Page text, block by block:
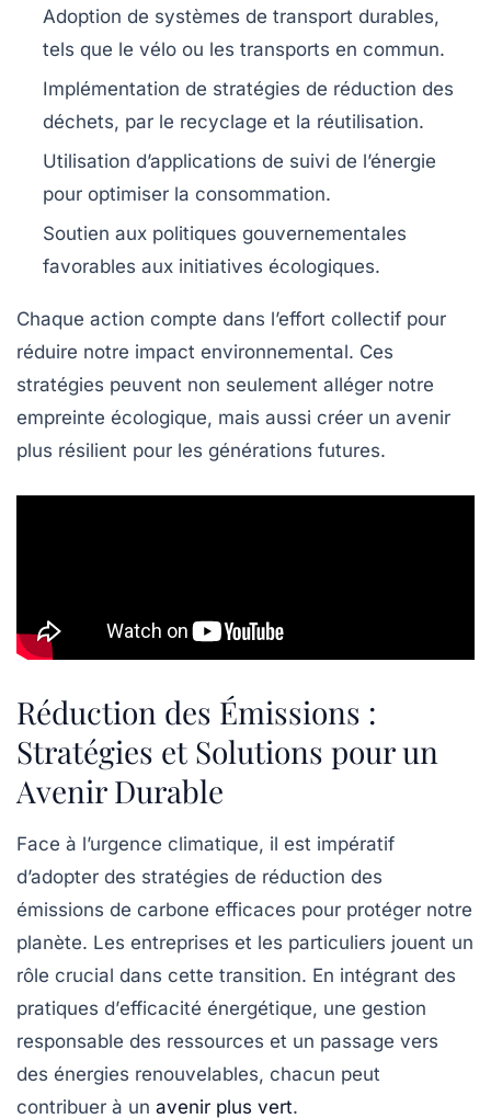
Adoption de systèmes de transport durables,
tels que le vélo ou les transports en commun.
Implémentation de stratégies de réduction des
déchets, par le recyclage et la réutilisation.
Utilisation d’applications de suivi de l’énergie
pour optimiser la consommation.
Soutien aux politiques gouvernementales
favorables aux initiatives écologiques.
Chaque action compte dans l’effort collectif pour
réduire notre impact environnemental. Ces
stratégies peuvent non seulement alléger notre
empreinte écologique, mais aussi créer un avenir
plus résilient pour les générations futures.
Réduction des Émissions :
Stratégies et Solutions pour un
Avenir Durable
Face à l’urgence climatique, il est impératif
d’adopter des stratégies de réduction des
émissions de carbone efficaces pour protéger notre
planète. Les entreprises et les particuliers jouent un
rôle crucial dans cette transition. En intégrant des
pratiques d’efficacité énergétique, une gestion
responsable des ressources et un passage vers
des énergies renouvelables, chacun peut
contribuer à un avenir plus vert.